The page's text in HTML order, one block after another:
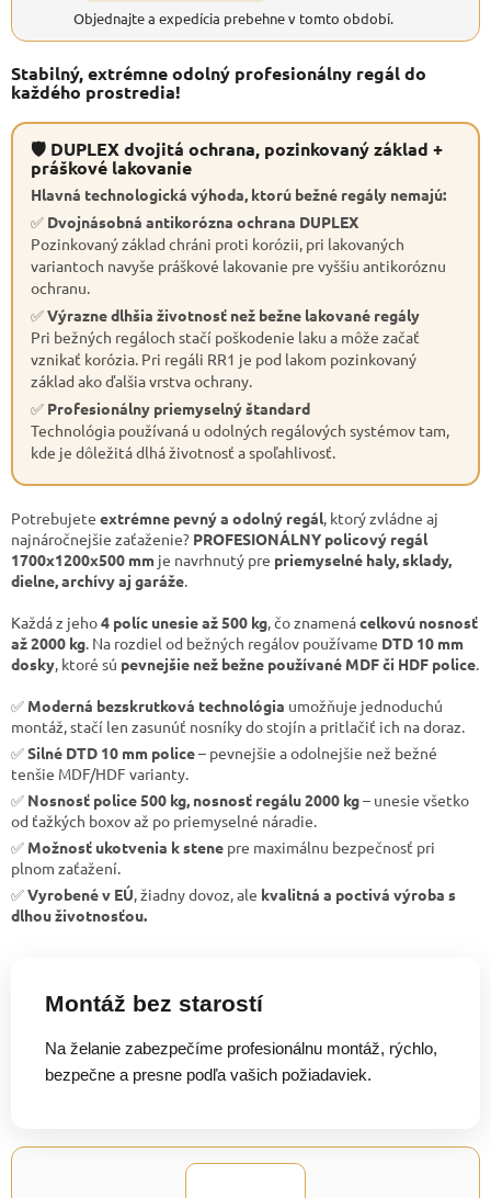
Objednajte a expedícia prebehne v tomto období.
Stabilný, extrémne odolný profesionálny regál do
každého prostredia!
🛡 DUPLEX dvojitá ochrana, pozinkovaný základ +
práškové lakovanie
Hlavná technologická výhoda, ktorú bežné regály nemajú:
✅ Dvojnásobná antikorózna ochrana DUPLEX
Pozinkovaný základ chráni proti korózii, pri lakovaných
variantoch navyše práškové lakovanie pre vyššiu antikoróznu
ochranu.
✅Výrazne dlhšia životnosť než bežne lakované regály
Pri bežných regáloch stačí poškodenie laku a môže začať
vznikať korózia. Pri regáli RR1 je pod lakom pozinkovaný
základ ako ďalšia vrstva ochrany.
✅ Profesionálny priemyselný štandard
Technológia používaná u odolných regálových systémov tam,
kde je dôležitá dlhá životnosť a spoľahlivosť.
Potrebujete extrémne pevný a odolný regál , ktorý zvládne aj
najnáročnejšie zaťaženie? PROFESIONÁLNY policový regál
1700x1200x500 mm je navrhnutý pre priemyselné haly, sklady,
dielne, archívy aj garáže
Každá z jeho4 políc unesie až 500 kg , čo znamenácelkovú nosnosť
až 2000 kg . Na rozdiel od bežných regálov používame DTD 10 mm
dosky , ktoré sú pevnejšie než bežne používané MDF či HDF police
✅ Moderná bezskrutková technológia umožňuje jednoduchú
montáž, stačí len zasunúť nosníky do stojín a pritlačiť ich na doraz.
✅Silné DTD 10 mm police– pevnejšie a odolnejšie než bežné
tenšie MDF/HDF varianty.
✅ Nosnosť police 500 kg, nosnosť regálu 2000 kg– unesie všetko
od ťažkých boxov až po priemyselné náradie.
✅ Možnosť ukotvenia k stene pre maximálnu bezpečnosť pri
plnom zaťažení.
✅Vyrobené v EÚ , žiadny dovoz, ale kvalitná a poctivá výroba s
dlhou životnosťou.
Montáž bez starostí
Na želanie zabezpečíme profesionálnu montáž, rýchlo,
bezpečne a presne podľa vašich požiadaviek.